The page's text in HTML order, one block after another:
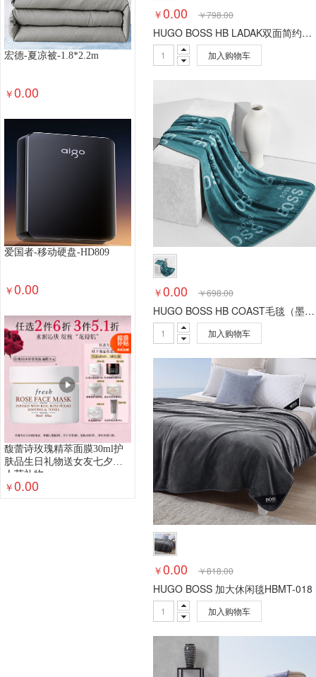
掌上电脑
小型计算机
双网隔离计算机
安全计算机 工作站
台式
色带
墨盒 其他数码设备 特殊照相机
运动相机 单反配件 镜头
其他销毁设备 综合销毁设备
喷墨多功能一体机
激光多功能一体机
速印机
高拍仪 速录笔 扫描仪
投影仪
其他打印设备 打印一体机
服务性
热敏打印机
标签打印机 涉密安全打印机
其他复印设备
服务性商品(复印机) 复印机
空气炸锅
食品处理机 破壁机 多用途锅
电炖锅
电磁炉 电烤箱
面条机
蒸箱 其他文体用品
羽毛球包
铅球 接力棒
服务性商品(体育用
图书音像
娱乐设备 排球 网球 羽毛球
相机清洁
相机包 摄影配件 闪光灯/手柄
读卡器
印油
考勤机
点钞/验钞机
调味品
食用油 饮料 饮用水 米面杂粮
清洁工具
工具/搬运/作业 个人洗护
办公日
美术用具 乐器 教学用计算器
胶水
胶带 夹 钉 针 尺 刀 剪
奖牌杯
党团徽 相框 票夹
名片册 装订/塑封 计算器
白板/
标识展示 本册/标签 修正用品
笔类 纸类
宏德-夏凉被-1.8*2.2m
￥0.00
爱国者-移动硬盘-HD809
￥0.00
馥蕾诗玫瑰精萃面膜30ml护
肤品生日礼物送女友七夕情
人节礼物
￥0.00
￥0.00 ￥798.00
HUGO BOSS HB LADAK双面简约毯（夜蓝）HBMT-029S
加入购物车
￥0.00 ￥698.00
HUGO BOSS HB COAST毛毯（墨绿色)HBMT-026S
加入购物车
￥0.00 ￥818.00
HUGO BOSS 加大休闲毯HBMT-018
加入购物车